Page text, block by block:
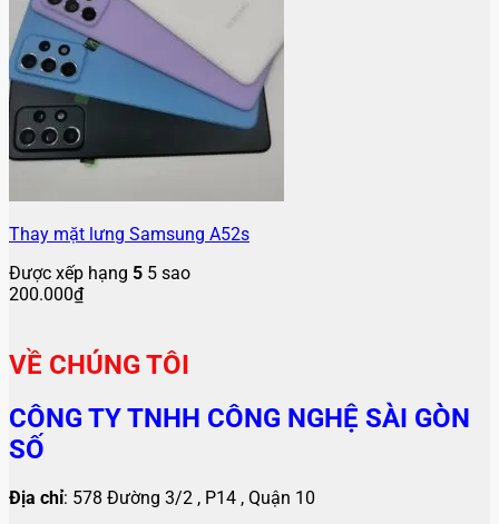
Thay mặt lưng Samsung A52s
Được xếp hạng 5 5 sao
200.000₫
VỀ CHÚNG TÔI
CÔNG TY TNHH CÔNG NGHỆ SÀI GÒN
SỐ
Địa chỉ: 578 Đường 3/2 , P14 , Quận 10